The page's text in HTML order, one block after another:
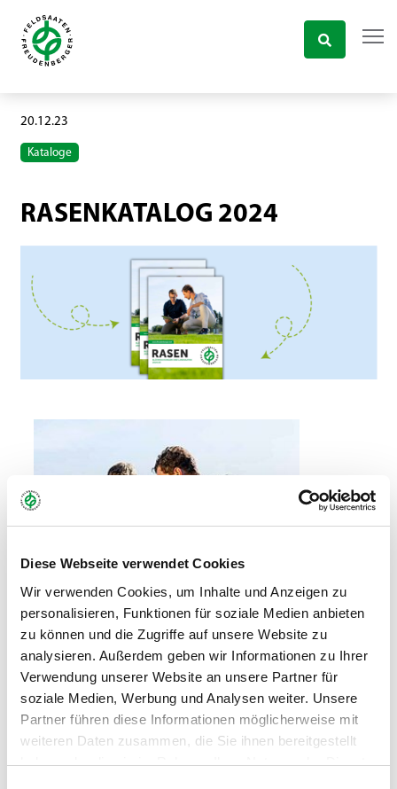
Diese Webseite verwendet Cookies
Wir verwenden Cookies, um Inhalte und Anzeigen zu
personalisieren, Funktionen für soziale Medien anbieten
zu können und die Zugriffe auf unsere Website zu
analysieren. Außerdem geben wir Informationen zu Ihrer
Verwendung unserer Website an unsere Partner für
soziale Medien, Werbung und Analysen weiter. Unsere
Partner führen diese Informationen möglicherweise mit
weiteren Daten zusammen, die Sie ihnen bereitgestellt
haben oder die sie im Rahmen Ihrer Nutzung der Dienste
20.12.23
Kataloge
RASENKATALOG 2024